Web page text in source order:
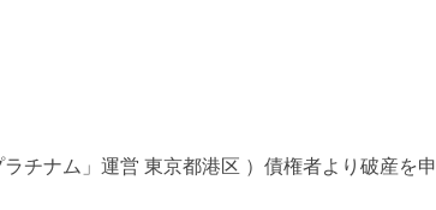
チナム」運営 東京都港区 ）債権者より破産を申